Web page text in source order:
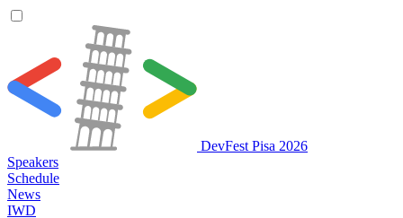
DevFest Pisa 2026
Speakers
Schedule
News
IWD